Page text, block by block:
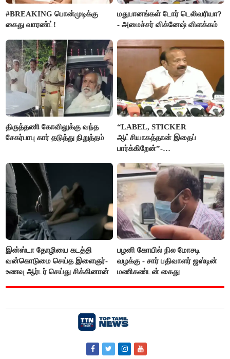
#BREAKING பொன்முடிக்கு
கைது வாரண்ட்!
மதுபானங்கள் டோர் டெலிவரியா?
- அமைச்சர் விக்னேஷ் விளக்கம்
திருத்தணி கோவிலுக்கு வந்த
சேகர்பாபு கார் தடுத்து நிறுத்தம்
“LABEL, STICKER
ஆட்சியாகத்தான் இதைப்
பார்க்கிறேன்”-
இன்ஸ்டா தோழியை கடத்தி
வன்கொடுமை செய்த இளைஞர்-
உணவு ஆர்டர் செய்து சிக்கினான்
பழனி கோயில் நில மோசடி
வழக்கு - சார் பதிவாளர் ஜஸ்டின்
மணிகண்டன் கைது